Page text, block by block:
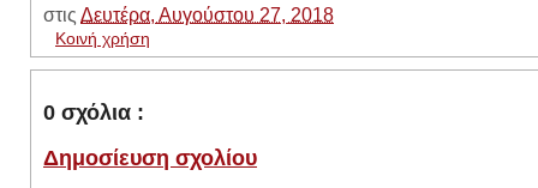
στις Δευτέρα, Αυγούστου 27, 2018
Κοινή χρήση
0 σχόλια :
Δημοσίευση σχολίου